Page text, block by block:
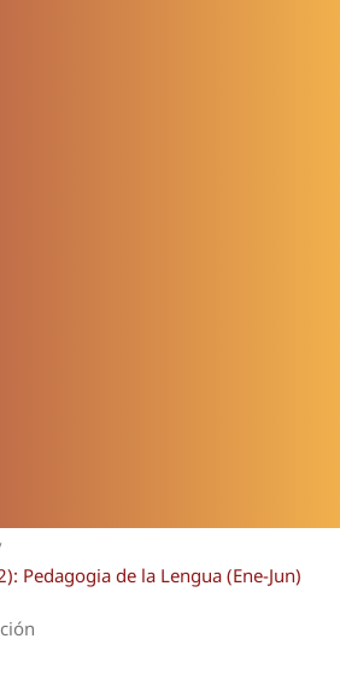
Pedagogia de la Lengua (Ene-Jun)